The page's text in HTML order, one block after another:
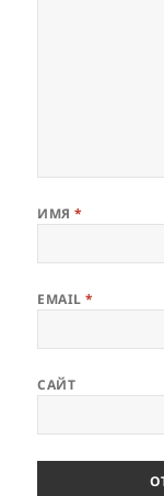
ИМЯ*
EMAIL*
САЙТ